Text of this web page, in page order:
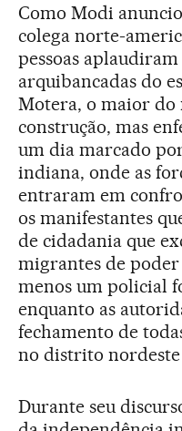
Como Modi
colega norte-
pessoas
arquibancadas do
Motera, o maior do
construção, mas
um dia marcado
indiana, onde as
entraram em
os manifestantes
de cidadania que
migrantes de
menos um policial
enquanto as
fechamento de
no distrito
Durante seu